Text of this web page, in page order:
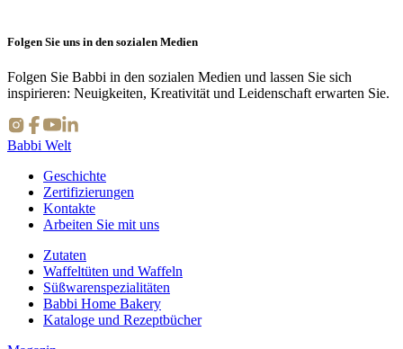
Von Eiscreme und Konditorei
Folgen Sie uns in den sozialen Medien
Folgen Sie Babbi in den sozialen Medien und lassen Sie sich
inspirieren: Neuigkeiten, Kreativität und Leidenschaft erwarten Sie.
Babbi Welt
Geschichte
Zertifizierungen
Kontakte
Arbeiten Sie mit uns
Zutaten
Waffeltüten und Waffeln
Süßwarenspezialitäten
Babbi Home Bakery
Kataloge und Rezeptbücher